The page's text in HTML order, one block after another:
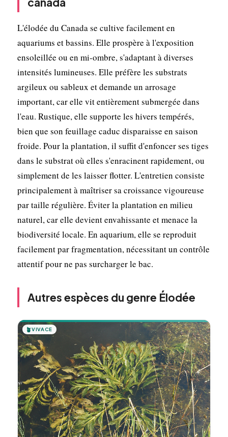
L'élodée du Canada se cultive facilement en
aquariums et bassins. Elle prospère à l'exposition
ensoleillée ou en mi-ombre, s'adaptant à diverses
intensités lumineuses. Elle préfère les substrats
argileux ou sableux et demande un arrosage
important, car elle vit entièrement submergée dans
l'eau. Rustique, elle supporte les hivers tempérés,
bien que son feuillage caduc disparaisse en saison
froide. Pour la plantation, il suffit d'enfoncer ses tiges
dans le substrat où elles s'enracinent rapidement, ou
simplement de les laisser flotter. L'entretien consiste
principalement à maîtriser sa croissance vigoureuse
par taille régulière. Éviter la plantation en milieu
naturel, car elle devient envahissante et menace la
biodiversité locale. En aquarium, elle se reproduit
facilement par fragmentation, nécessitant un contrôle
attentif pour ne pas surcharger le bac.
Autres espèces du genre Élodée
🪴VIVACE